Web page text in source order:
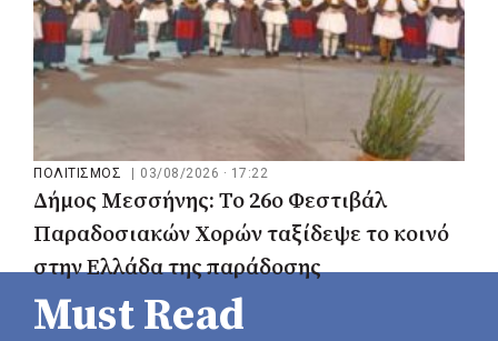
ΠΟΛΙΤΙΣΜΟΣ | 03/08/2026 · 17:22
Δήμος Μεσσήνης: Το 26ο Φεστιβάλ
Παραδοσιακών Χορών ταξίδεψε το κοινό
στην Ελλάδα της παράδοσης
Must Read